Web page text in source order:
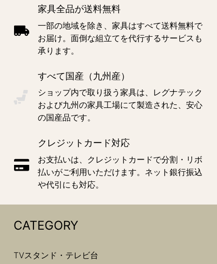
家具全品が送料無料
一部の地域を除き、家具はすべて送料無料で
お届け。面倒な組立てを代行するサービスも
承ります。
すべて国産（九州産）
ショップ内で取り扱う家具は、レグナテック
および九州の家具工場にて製造された、安心
の国産品です。
クレジットカード対応
お支払いは、クレジットカードで分割・リボ
払いがご利用いただけます。ネット銀行振込
や代引にも対応。
CATEGORY
TVスタンド・テレビ台